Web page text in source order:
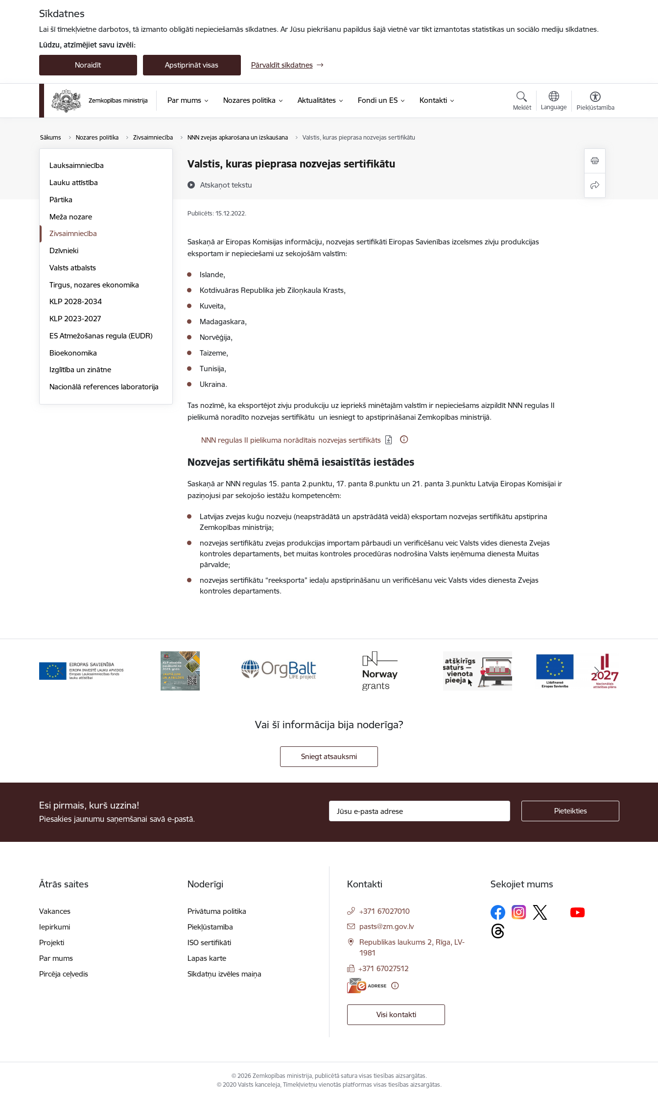
Sīkdatnes
Lai šī tīmekļvietne darbotos, tā izmanto obligāti nepieciešamās sīkdatnes. Ar Jūsu piekrišanu papildus šajā vietnē var tikt izmantotas statistikas un sociālo mediju sīkdatnes.
Lūdzu, atzīmējiet savu izvēli:
Noraidīt Apstiprināt visas Pārvaldīt sīkdatnes
Par mums Nozares politika Aktualitātes Fondi un ES Kontakti
Meklēt Language Piekļūstamība
Sākums Nozares politika Zivsaimniecība NNN zvejas apkarošana un izskaušana Valstis, kuras pieprasa nozvejas sertifikātu
Valstis, kuras pieprasa nozvejas sertifikātu
Atskaņot tekstu
Lauksaimniecība
Lauku attīstība
Pārtika
Meža nozare
Zivsaimniecība
Dzīvnieki
Valsts atbalsts
Tirgus, nozares ekonomika
KLP 2028-2034
KLP 2023-2027
ES Atmežošanas regula (EUDR)
Bioekonomika
Izglītība un zinātne
Nacionālā references laboratorija
Publicēts: 15.12.2022.
Saskaņā ar Eiropas Komisijas informāciju, nozvejas sertifikāti Eiropas Savienības izcelsmes zivju produkcijas
eksportam ir nepieciešami uz sekojošām valstīm:
Islande,
Kotdivuāras Republika jeb Ziloņkaula Krasts,
Kuveita,
Madagaskara,
Norvēģija,
Taizeme,
Tunisija,
Ukraina.
Tas nozīmē, ka eksportējot zivju produkciju uz iepriekš minētajām valstīm ir nepieciešams aizpildīt NNN regulas II
pielikumā noradīto nozvejas sertifikātu un iesniegt to apstiprināšanai Zemkopības ministrijā.
Lejupielādēt:
NNN regulas II pielikuma norādītais nozvejas sertifikāts
Nozvejas sertifikātu shēmā iesaistītās iestādes
Saskaņā ar NNN regulas 15. panta 2.punktu, 17. panta 8.punktu un 21. panta 3.punktu Latvija Eiropas Komisijai ir
paziņojusi par sekojošo iestāžu kompetencēm:
Latvijas zvejas kuģu nozveju (neapstrādātā un apstrādātā veidā) eksportam nozvejas sertifikātu apstiprina
Zemkopības ministrija;
nozvejas sertifikātu zvejas produkcijas importam pārbaudi un verificēšanu veic Valsts vides dienesta Zvejas
kontroles departaments, bet muitas kontroles procedūras nodrošina Valsts ieņēmuma dienesta Muitas
pārvalde;
nozvejas sertifikātu “reeksporta” iedaļu apstiprināšanu un verificēšanu veic Valsts vides dienesta Zvejas
kontroles departaments.
Vai šī informācija bija noderīga?
Sniegt atsauksmi
Esi pirmais, kurš uzzina!
Piesakies jaunumu saņemšanai savā e-pastā.
Ātrās saites
Vakances
Iepirkumi
Projekti
Par mums
Pircēja ceļvedis
Noderīgi
Privātuma politika
Piekļūstamība
ISO sertifikāti
Lapas karte
Sīkdatņu izvēles maiņa
Kontakti
+371 67027010
E-pasts:
pasts@zm.gov.lv
Republikas laukums 2, Rīga, LV-
1981
+371 67027512
Visi kontakti
Sekojiet mums
© 2026 Zemkopības ministrija, publicētā satura visas tiesības aizsargātas.
© 2020 Valsts kanceleja, Tīmekļvietņu vienotās platformas visas tiesības aizsargātas.